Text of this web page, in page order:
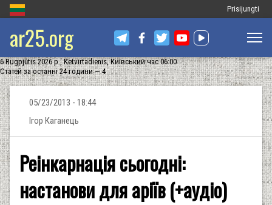
Меню
користувача
Prisijungti
ar25.org
6 Rugpjūtis 2026 р., Ketvirtadienis, Київський час 06:00
Статей за останні 24 години — 4
05/23/2013 - 18:44
Ігор Каганець
Реінкарнація сьогодні:
настанови для аріїв (+аудіо)